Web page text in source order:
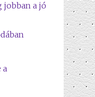
jobban a jó
a